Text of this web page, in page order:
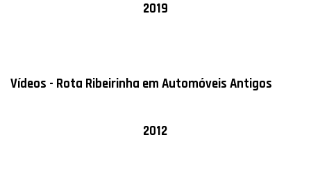
2019
Vídeos - Rota Ribeirinha em Automóveis Antigos
2012